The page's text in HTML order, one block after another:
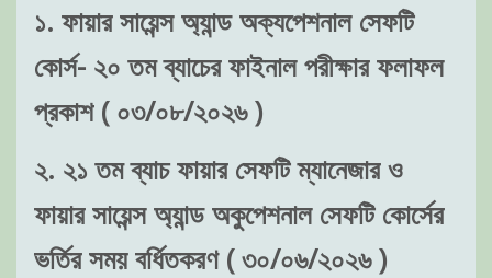
১. ফায়ার সায়েন্স অ্যান্ড অক্যপেশনাল সেফটি
কোর্স- ২০ তম ব্যাচের ফাইনাল পরীক্ষার ফলাফল
প্রকাশ ( ০৩/০৮/২০২৬ )
২. ২১ তম ব্যাচ ফায়ার সেফটি ম্যানেজার ও
ফায়ার সায়েন্স অ্যান্ড অকুপেশনাল সেফটি কোর্সের
ভর্তির সময় বর্ধিতকরণ ( ৩০/০৬/২০২৬ )